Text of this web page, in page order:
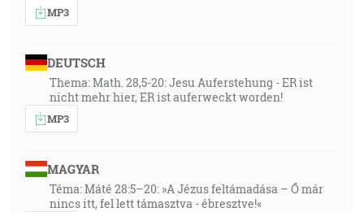
MP3
DEUTSCH
Thema: Math. 28,5-20: Jesu Auferstehung - ER ist
nicht mehr hier, ER ist auferweckt worden!
MP3
MAGYAR
Téma: Máté 28:5–20: »A Jézus feltámadása – Ő már
nincs itt, fel lett támasztva - ébresztve!«